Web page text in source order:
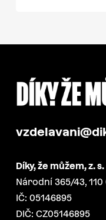
Díky, že můžem, z. s.
Národní 365/43, 110
IČ: 05146895
DIČ: CZ05146895